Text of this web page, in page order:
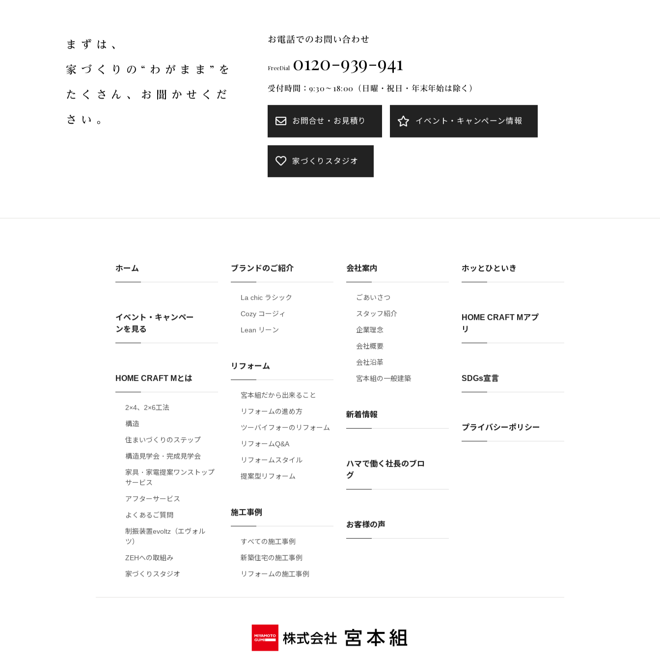
ま ず は 、
家 づ く り の “ わ が ま ま ” を
た く さ ん 、 お 聞 か せ く だ
さ い 。
お電話でのお問い合わせ
FreeDial 0120-939-941
受付時間：9:30～18:00（日曜・祝日・年末年始は除く）
お問合せ・お見積り イベント・キャンペーン情報
家づくりスタジオ
ホーム
イベント・キャンペー
ンを見る
HOME CRAFT Mとは
2×4、2×6工法
構造
住まいづくりのステップ
構造見学会・完成見学会
家具・家電提案ワンストップ
サービス
アフターサービス
よくあるご質問
制振装置evoltz（エヴォル
ツ）
ZEHへの取組み
家づくりスタジオ
ブランドのご紹介
La chic ラシック
Cozy コージィ
Lean リーン
リフォーム
宮本組だから出来ること
リフォームの進め方
ツーバイフォーのリフォーム
リフォームQ&A
リフォームスタイル
提案型リフォーム
施工事例
すべての施工事例
新築住宅の施工事例
リフォームの施工事例
会社案内
ごあいさつ
スタッフ紹介
企業理念
会社概要
会社沿革
宮本組の一般建築
新着情報
ハマで働く社長のブロ
グ
お客様の声
ホッとひといき
HOME CRAFT Mアプ
リ
SDGs宣言
プライバシーポリシー